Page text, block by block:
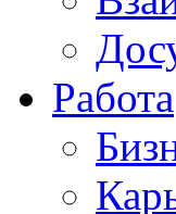
Работа